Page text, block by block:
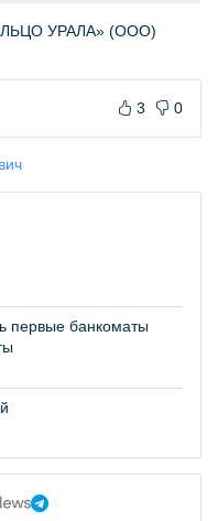
УРАЛА» (ООО)
3 0
первые банкоматы